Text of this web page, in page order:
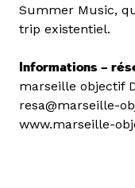
Summer Music,
trip existentiel.
Informations –
marseille objectif
resa@marseille-
www.marseille-